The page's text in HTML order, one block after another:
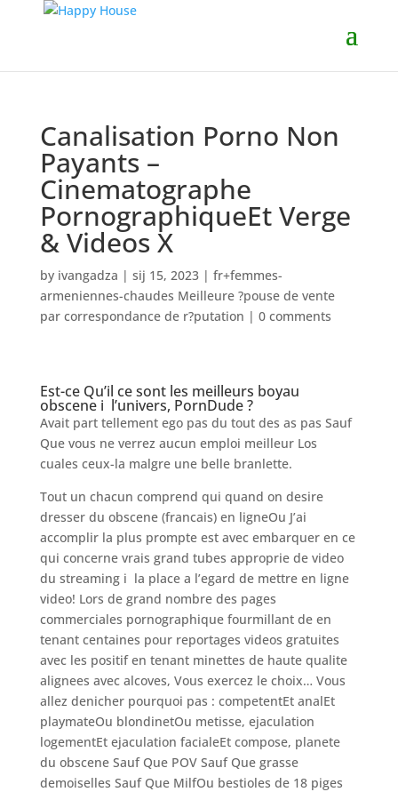
Canalisation Porno Non
Payants –
Cinematographe
PornographiqueEt Verge
& Videos X
by ivangadza | sij 15, 2023| fr+femmes-
armeniennes-chaudes Meilleure ?pouse de vente
par correspondance de r?putation | 0 comments
Est-ce Qu’il ce sont les meilleurs boyau
obscene i l’univers, PornDude ?
Avait part tellement ego pas du tout des as pas Sauf
Que vous ne verrez aucun emploi meilleur Los
cuales ceux-la malgre une belle branlette.
Tout un chacun comprend qui quand on desire
dresser du obscene (francais) en ligneOu J’ai
accomplir la plus prompte est avec embarquer en ce
qui concerne vrais grand tubes approprie de video
du streaming i la place a l’egard de mettre en ligne
video! Lors de grand nombre des pages
commerciales pornographique fourmillant de en
tenant centaines pour reportages videos gratuites
avec les positif en tenant minettes de haute qualite
alignees avec alcoves, Vous exercez le choix… Vous
allez denicher pourquoi pas : competentEt analEt
playmateOu blondinetOu metisse, ejaculation
logementEt ejaculation facialeEt compose, planete
du obscene Sauf Que POV Sauf Que grasse
demoiselles Sauf Que MilfOu bestioles de 18 piges